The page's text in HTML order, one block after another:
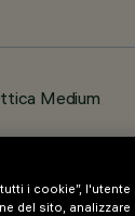
Medium
i cookie”,
del sito,